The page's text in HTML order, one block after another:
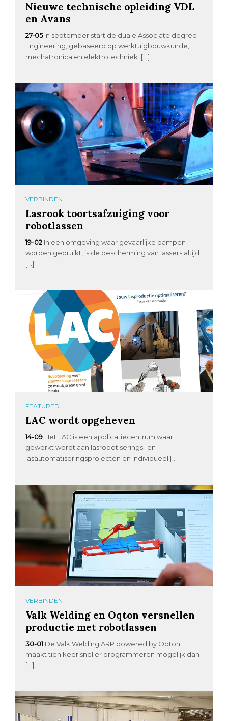
Nieuwe technische opleiding VDL
en Avans
27-05 In september start de duale Associate degree
Engineering, gebaseerd op werktuigbouwkunde,
mechatronica en elektrotechniek. […]
VERBINDEN
Lasrook toortsafzuiging voor
robotlassen
19-02 In een omgeving waar gevaarlijke dampen
worden gebruikt, is de bescherming van lassers altijd
[…]
FEATURED
LAC wordt opgeheven
14-09 Het LAC is een applicatiecentrum waar
gewerkt wordt aan lasrobotiserings- en
lasautomatiseringsprojecten en individueel […]
VERBINDEN
Valk Welding en Oqton versnellen
productie met robotlassen
30-01 De Valk Welding ARP powered by Oqton
maakt tien keer sneller programmeren mogelijk dan
[…]